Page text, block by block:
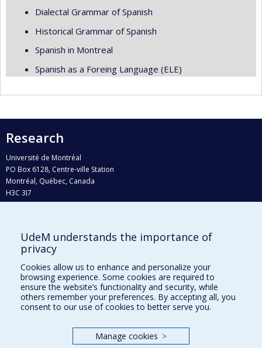
Dialectal Grammar of Spanish
Historical Grammar of Spanish
Spanish in Montreal
Spanish as a Foreing Language (ELE)
Research
Université de Montréal
PO Box 6128, Centre-ville Station
Montréal, Québec, Canada
H3C 3J7
Who does what?
Find us
Site map
Accessibility
UdeM understands the importance of
privacy
Cookies allow us to enhance and personalize your
browsing experience. Some cookies are required to
ensure the website’s functionality and security, while
others remember your preferences. By accepting all, you
consent to our use of cookies to better serve you.
Manage cookies >